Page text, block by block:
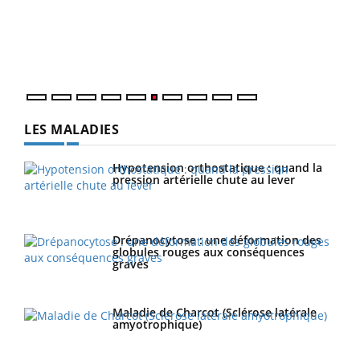
LES MALADIES
Hypotension orthostatique : quand la
pression artérielle chute au lever
Drépanocytose : une déformation des
globules rouges aux conséquences
graves
Maladie de Charcot (Sclérose latérale
amyotrophique)